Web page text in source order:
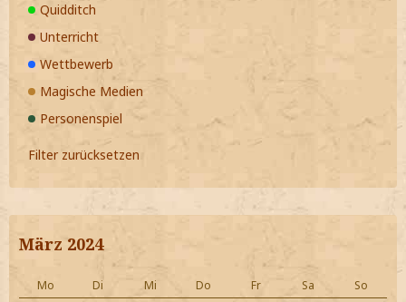
Quidditch
Unterricht
Wettbewerb
Magische Medien
Personenspiel
Filter zurücksetzen
März 2024
Mo Di Mi Do Fr Sa So